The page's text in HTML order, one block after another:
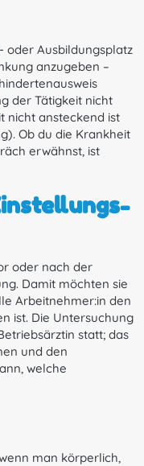
oder Ausbildungsplatz
anzugeben –
der Tätigkeit nicht
nicht ansteckend ist
Ob du die Krankheit
erwähnst, ist
oder nach der
Damit möchten sie
Arbeitnehmer:in den
ist. Die Untersuchung
statt; das
und den
welche
man körperlich,